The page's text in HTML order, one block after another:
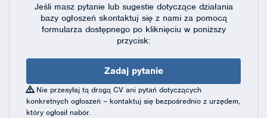
Jeśli masz pytanie lub sugestie dotyczące działania
bazy ogłoszeń skontaktuj się z nami za pomocą
formularza dostępnegopo kliknięciu w poniższy
przycisk:
Zadaj pytanie
Nie przesyłaj tą drogą CV ani pytań dotyczących
konkretnych ogłoszeń – kontaktuj się bezpośrednio z urzędem,
który ogłosił nabór.